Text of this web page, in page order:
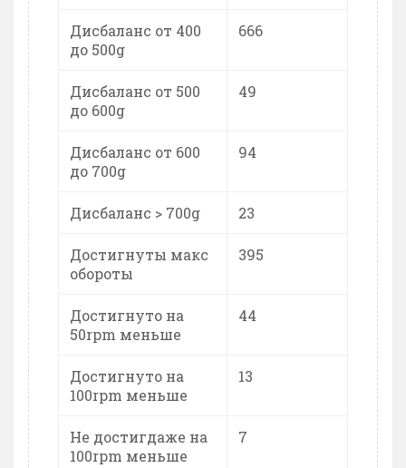
Дисбаланс от 400
до 500g
666
Дисбаланс от 500
до 600g
49
Дисбаланс от 600
до 700g
94
Дисбаланс > 700g 23
Достигнуты макс
обороты
395
Достигнуто на
50rpm меньше
44
Достигнуто на
100rpm меньше
13
Не достигдаже на
100rpm меньше
7